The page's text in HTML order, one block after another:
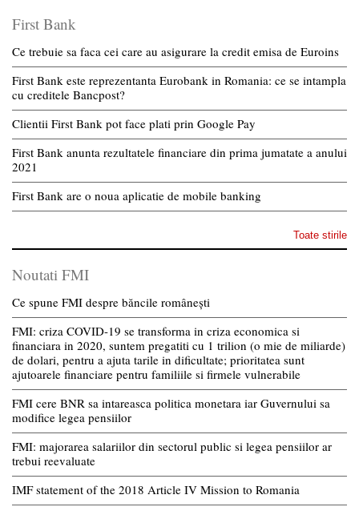
First Bank
Ce trebuie sa faca cei care au asigurare la credit emisa de Euroins
First Bank este reprezentanta Eurobank in Romania: ce se intampla
cu creditele Bancpost?
Clientii First Bank pot face plati prin Google Pay
First Bank anunta rezultatele financiare din prima jumatate a anului
2021
First Bank are o noua aplicatie de mobile banking
Toate stirile
Noutati FMI
Ce spune FMI despre băncile românești
FMI: criza COVID-19 se transforma in criza economica si
financiara in 2020, suntem pregatiti cu 1 trilion (o mie de miliarde)
de dolari, pentru a ajuta tarile in dificultate; prioritatea sunt
ajutoarele financiare pentru familiile si firmele vulnerabile
FMI cere BNR sa intareasca politica monetara iar Guvernului sa
modifice legea pensiilor
FMI: majorarea salariilor din sectorul public si legea pensiilor ar
trebui reevaluate
IMF statement of the 2018 Article IV Mission to Romania